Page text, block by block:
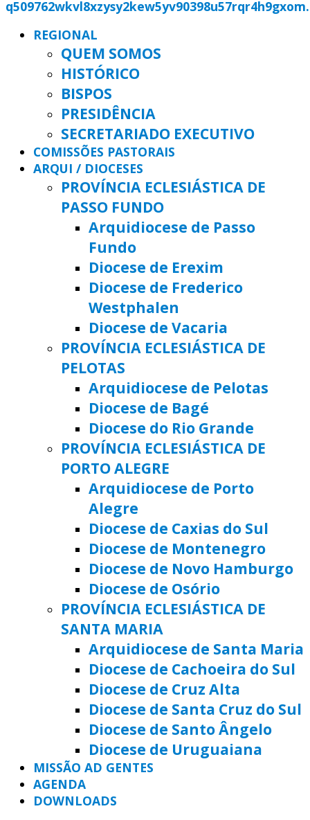
REGIONAL
QUEM SOMOS
HISTÓRICO
BISPOS
PRESIDÊNCIA
SECRETARIADO EXECUTIVO
COMISSÕES PASTORAIS
ARQUI / DIOCESES
PROVÍNCIA ECLESIÁSTICA DE
PASSO FUNDO
Arquidiocese de Passo
Fundo
Diocese de Erexim
Diocese de Frederico
Westphalen
Diocese de Vacaria
PROVÍNCIA ECLESIÁSTICA DE
PELOTAS
Arquidiocese de Pelotas
Diocese de Bagé
Diocese do Rio Grande
PROVÍNCIA ECLESIÁSTICA DE
PORTO ALEGRE
Arquidiocese de Porto
Alegre
Diocese de Caxias do Sul
Diocese de Montenegro
Diocese de Novo Hamburgo
Diocese de Osório
PROVÍNCIA ECLESIÁSTICA DE
SANTA MARIA
Arquidiocese de Santa Maria
Diocese de Cachoeira do Sul
Diocese de Cruz Alta
Diocese de Santa Cruz do Sul
Diocese de Santo Ângelo
Diocese de Uruguaiana
MISSÃO AD GENTES
AGENDA
DOWNLOADS